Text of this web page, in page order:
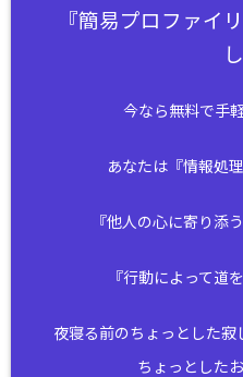
『簡易プロファイ
今なら無料で手
あなたは『情報処
『他人の心に寄り添
『行動によって道
夜寝る前のちょっとした
ちょっとした